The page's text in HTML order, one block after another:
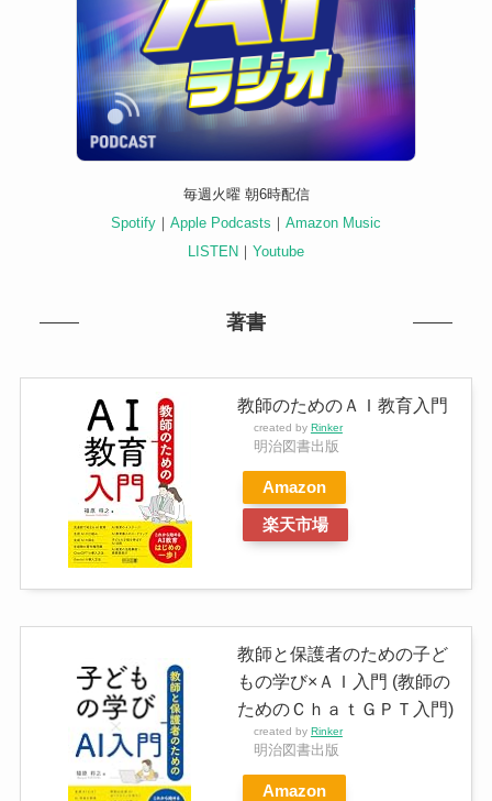
毎週火曜 朝6時配信
Spotify ｜ Apple Podcasts ｜ Amazon Music
LISTEN ｜ Youtube
著書
教師のためのＡＩ教育入門
created by Rinker
明治図書出版
Amazon
楽天市場
教師と保護者のための子ど
もの学び×ＡＩ入門 (教師の
ためのＣｈａｔＧＰＴ入門)
created by Rinker
明治図書出版
Amazon